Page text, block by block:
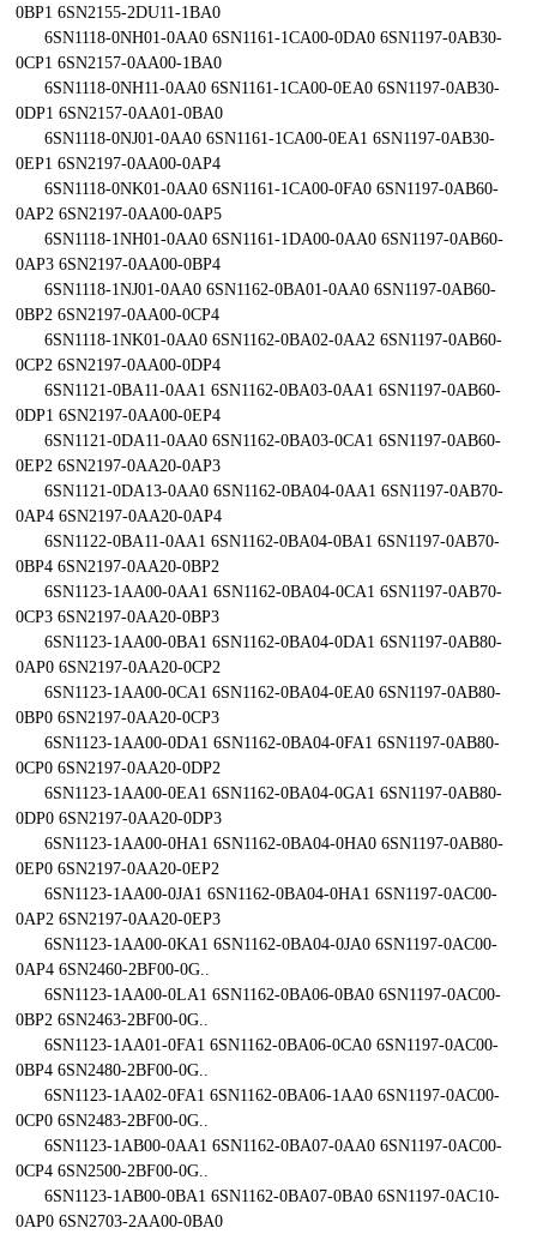
0BP1 6SN2155-2DU11-1BA0
6SN1118-0NH01-0AA0 6SN1161-1CA00-0DA0 6SN1197-0AB30-
0CP1 6SN2157-0AA00-1BA0
6SN1118-0NH11-0AA0 6SN1161-1CA00-0EA0 6SN1197-0AB30-
0DP1 6SN2157-0AA01-0BA0
6SN1118-0NJ01-0AA0 6SN1161-1CA00-0EA1 6SN1197-0AB30-
0EP1 6SN2197-0AA00-0AP4
6SN1118-0NK01-0AA0 6SN1161-1CA00-0FA0 6SN1197-0AB60-
0AP2 6SN2197-0AA00-0AP5
6SN1118-1NH01-0AA0 6SN1161-1DA00-0AA0 6SN1197-0AB60-
0AP3 6SN2197-0AA00-0BP4
6SN1118-1NJ01-0AA0 6SN1162-0BA01-0AA0 6SN1197-0AB60-
0BP2 6SN2197-0AA00-0CP4
6SN1118-1NK01-0AA0 6SN1162-0BA02-0AA2 6SN1197-0AB60-
0CP2 6SN2197-0AA00-0DP4
6SN1121-0BA11-0AA1 6SN1162-0BA03-0AA1 6SN1197-0AB60-
0DP1 6SN2197-0AA00-0EP4
6SN1121-0DA11-0AA0 6SN1162-0BA03-0CA1 6SN1197-0AB60-
0EP2 6SN2197-0AA20-0AP3
6SN1121-0DA13-0AA0 6SN1162-0BA04-0AA1 6SN1197-0AB70-
0AP4 6SN2197-0AA20-0AP4
6SN1122-0BA11-0AA1 6SN1162-0BA04-0BA1 6SN1197-0AB70-
0BP4 6SN2197-0AA20-0BP2
6SN1123-1AA00-0AA1 6SN1162-0BA04-0CA1 6SN1197-0AB70-
0CP3 6SN2197-0AA20-0BP3
6SN1123-1AA00-0BA1 6SN1162-0BA04-0DA1 6SN1197-0AB80-
0AP0 6SN2197-0AA20-0CP2
6SN1123-1AA00-0CA1 6SN1162-0BA04-0EA0 6SN1197-0AB80-
0BP0 6SN2197-0AA20-0CP3
6SN1123-1AA00-0DA1 6SN1162-0BA04-0FA1 6SN1197-0AB80-
0CP0 6SN2197-0AA20-0DP2
6SN1123-1AA00-0EA1 6SN1162-0BA04-0GA1 6SN1197-0AB80-
0DP0 6SN2197-0AA20-0DP3
6SN1123-1AA00-0HA1 6SN1162-0BA04-0HA0 6SN1197-0AB80-
0EP0 6SN2197-0AA20-0EP2
6SN1123-1AA00-0JA1 6SN1162-0BA04-0HA1 6SN1197-0AC00-
0AP2 6SN2197-0AA20-0EP3
6SN1123-1AA00-0KA1 6SN1162-0BA04-0JA0 6SN1197-0AC00-
0AP4 6SN2460-2BF00-0G..
6SN1123-1AA00-0LA1 6SN1162-0BA06-0BA0 6SN1197-0AC00-
0BP2 6SN2463-2BF00-0G..
6SN1123-1AA01-0FA1 6SN1162-0BA06-0CA0 6SN1197-0AC00-
0BP4 6SN2480-2BF00-0G..
6SN1123-1AA02-0FA1 6SN1162-0BA06-1AA0 6SN1197-0AC00-
0CP0 6SN2483-2BF00-0G..
6SN1123-1AB00-0AA1 6SN1162-0BA07-0AA0 6SN1197-0AC00-
0CP4 6SN2500-2BF00-0G..
6SN1123-1AB00-0BA1 6SN1162-0BA07-0BA0 6SN1197-0AC10-
0AP0 6SN2703-2AA00-0BA0